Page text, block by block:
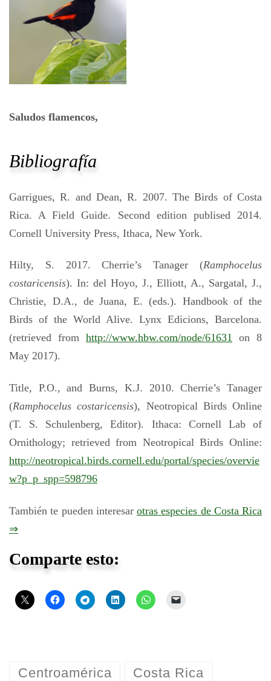
Saludos flamencos,
Bibliografía
Garrigues, R. and Dean, R. 2007. The Birds of Costa
Rica. A Field Guide. Second edition publised 2014.
Cornell University Press, Ithaca, New York.
Hilty, S. 2017. Cherrie’s Tanager (Ramphocelus
costaricensis). In: del Hoyo, J., Elliott, A., Sargatal, J.,
Christie, D.A., de Juana, E. (eds.). Handbook of the
Birds of the World Alive. Lynx Edicions, Barcelona.
(retrieved from http://www.hbw.com/node/61631 on 8
May 2017).
Title, P.O., and Burns, K.J. 2010. Cherrie’s Tanager
(Ramphocelus costaricensis), Neotropical Birds Online
(T. S. Schulenberg, Editor). Ithaca: Cornell Lab of
Ornithology; retrieved from Neotropical Birds Online:
http://neotropical.birds.cornell.edu/portal/species/overvie
w?p_p_spp=598796
También te pueden interesar otras especies de Costa Rica
⇒
Comparte esto:
Centroamérica Costa Rica